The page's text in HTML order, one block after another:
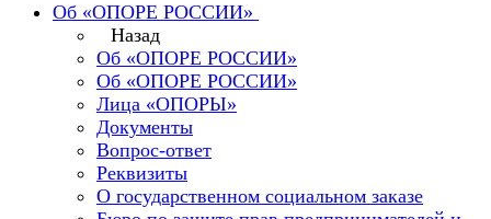
Об «ОПОРЕ РОССИИ»
Назад
Об «ОПОРЕ РОССИИ»
Об «ОПОРЕ РОССИИ»
Лица «ОПОРЫ»
Документы
Вопрос-ответ
Реквизиты
О государственном социальном заказе